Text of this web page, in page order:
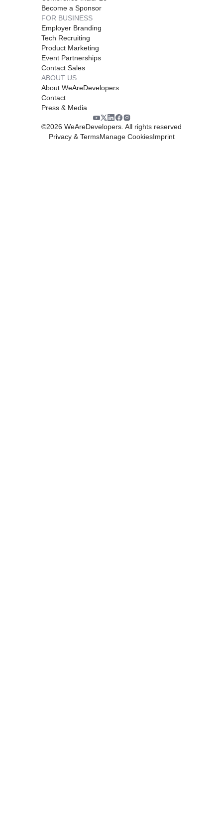
Become a Sponsor
FOR BUSINESS
Employer Branding
Tech Recruiting
Product Marketing
Event Partnerships
Contact Sales
ABOUT US
About WeAreDevelopers
Contact
Press & Media
©2026 WeAreDevelopers. All rights reserved
Privacy & TermsManage CookiesImprint